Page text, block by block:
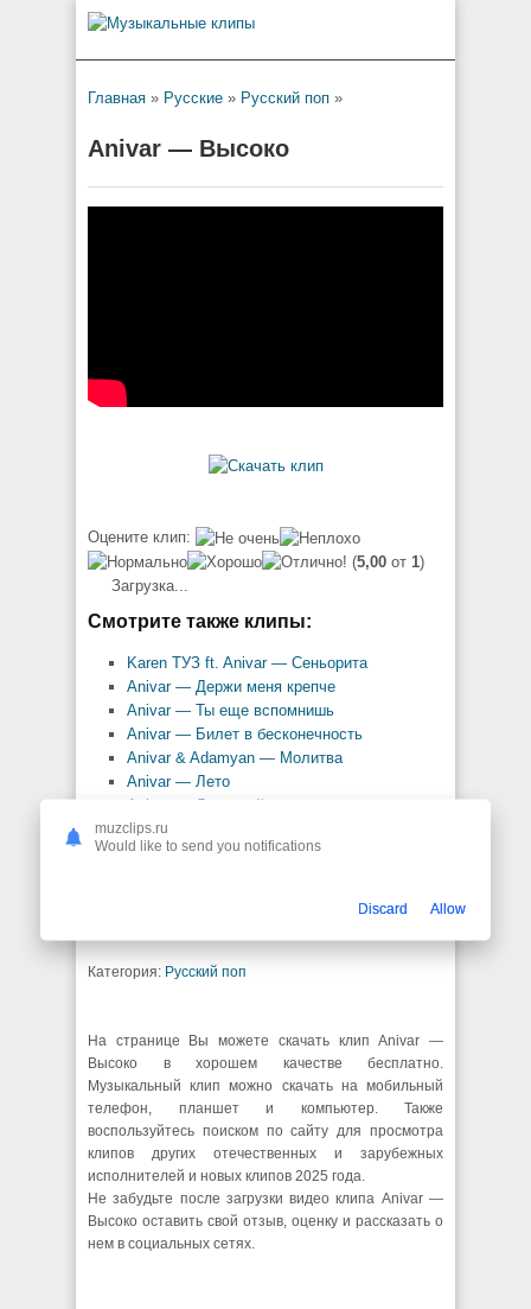
Главная » Русские » Русский поп »
Anivar — Высоко
Оцените клип:
(5,00 от 1)
Загрузка...
Смотрите также клипы:
Karen ТУЗ ft. Anivar — Сеньорита
Anivar — Держи меня крепче
Anivar — Ты еще вспомнишь
Anivar — Билет в бесконечность
Anivar & Adamyan — Молитва
Anivar — Лето
Anivar — Любимый человек
Anivar — Нечего скрывать
Anivar — Без тебя ни дня
Категория: Русский поп
На странице Вы можете скачать клип Anivar —
Высоко в хорошем качестве бесплатно.
Музыкальный клип можно скачать на мобильный
телефон, планшет и компьютер. Также
воспользуйтесь поиском по сайту для просмотра
клипов других отечественных и зарубежных
исполнителей и новых клипов 2025 года.
Не забудьте после загрузки видео клипа Anivar —
Высоко оставить свой отзыв, оценку и рассказать о
нем в социальных сетях.
muzclips.ru
Would like to send you notifications
Discard Allow